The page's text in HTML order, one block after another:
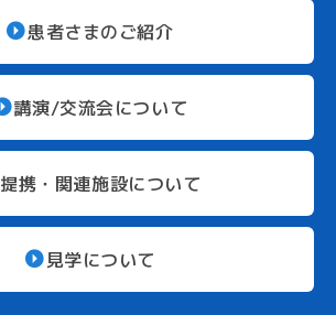
患者さまのご紹介
講演/交流会について
提携・関連施設について
見学について